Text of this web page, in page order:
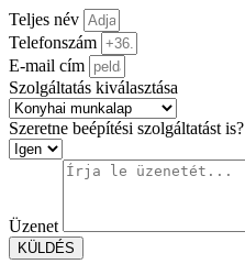
Teljes név
Telefonszám
E-mail cím
Szolgáltatás kiválasztása
Szeretne beépítési szolgáltatást is?
Üzenet
KÜLDÉS